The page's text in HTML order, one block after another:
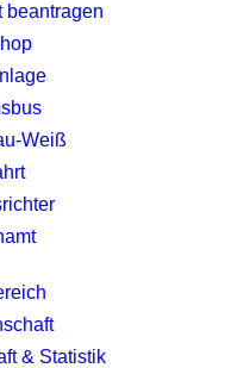
beantragen
Weiß
& Statistik